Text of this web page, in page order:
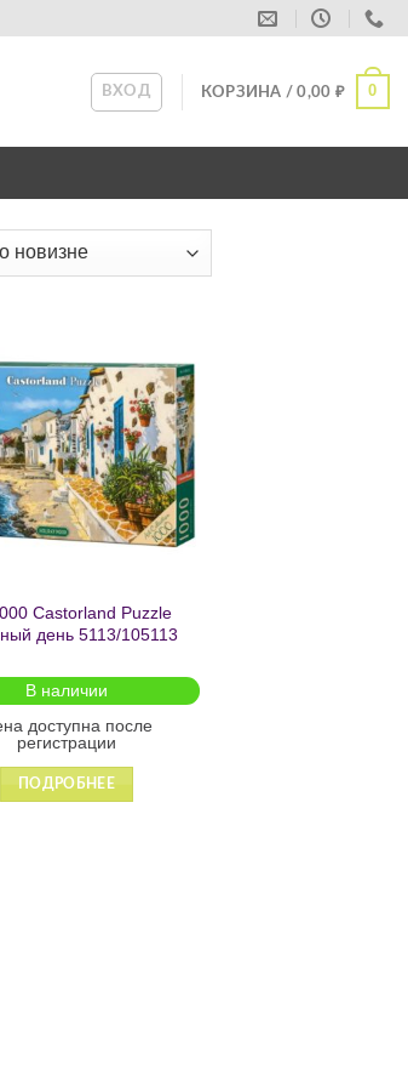
ВХОД КОРЗИНА /0,00 ₽ 0
Добавить
в список
желаний
Castorland Puzzle
день 5113/105113
В наличии
доступна после
регистрации
ПОДРОБНЕЕ